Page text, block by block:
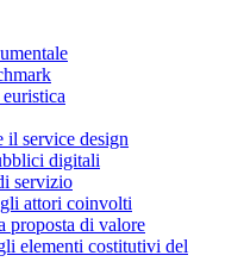
il service design
digitali
servizio
attori coinvolti
proposta di valore
elementi costitutivi del